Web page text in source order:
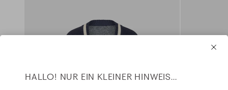
HALLO! NUR EIN KLEINER HINWEIS...